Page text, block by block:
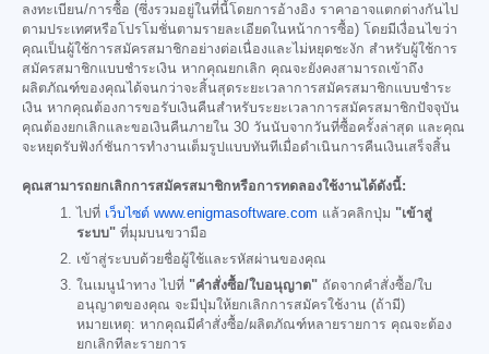
ลงทะเบียน/การซื้อ (ซึ่งรวมอยู่ในที่นี้โดยการอ้างอิง ราคาอาจแตกต่างกันไป
ตามประเทศหรือโปรโมชั่นตามรายละเอียดในหน้าการซื้อ) โดยมีเงื่อนไขว่า
คุณเป็นผู้ใช้การสมัครสมาชิกอย่างต่อเนื่องและไม่หยุดชะงัก สำหรับผู้ใช้การ
สมัครสมาชิกแบบชำระเงิน หากคุณยกเลิก คุณจะยังคงสามารถเข้าถึง
ผลิตภัณฑ์ของคุณได้จนกว่าจะสิ้นสุดระยะเวลาการสมัครสมาชิกแบบชำระ
เงิน หากคุณต้องการขอรับเงินคืนสำหรับระยะเวลาการสมัครสมาชิกปัจจุบัน
คุณต้องยกเลิกและขอเงินคืนภายใน 30 วันนับจากวันที่ซื้อครั้งล่าสุด และคุณ
จะหยุดรับฟังก์ชันการทำงานเต็มรูปแบบทันทีเมื่อดำเนินการคืนเงินเสร็จสิ้น
คุณสามารถยกเลิกการสมัครสมาชิกหรือการทดลองใช้งานได้ดังนี้:
ไปที่ เว็บไซต์ www.enigmasoftware.com แล้วคลิกปุ่ม "เข้าสู่
ระบบ" ที่มุมบนขวามือ
เข้าสู่ระบบด้วยชื่อผู้ใช้และรหัสผ่านของคุณ
ในเมนูนำทาง ไปที่ "คำสั่งซื้อ/ใบอนุญาต" ถัดจากคำสั่งซื้อ/ใบ
อนุญาตของคุณ จะมีปุ่มให้ยกเลิกการสมัครใช้งาน (ถ้ามี)
หมายเหตุ: หากคุณมีคำสั่งซื้อ/ผลิตภัณฑ์หลายรายการ คุณจะต้อง
ยกเลิกทีละรายการ